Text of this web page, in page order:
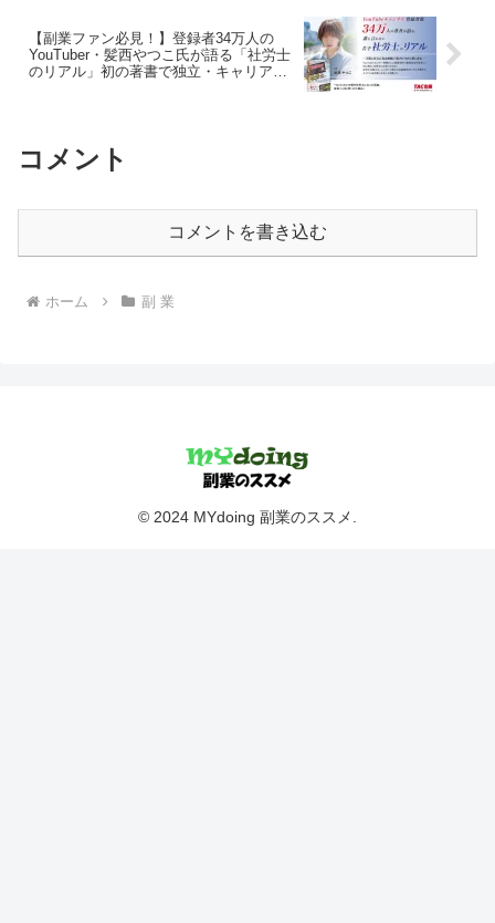
【副業ファン必見！】登録者34万人の
YouTuber・髪西やつこ氏が語る「社労士
のリアル」初の著書で独立・キャリアの
コメント
コメントを書き込む
ホーム 副 業
© 2024 MYdoing 副業のススメ.